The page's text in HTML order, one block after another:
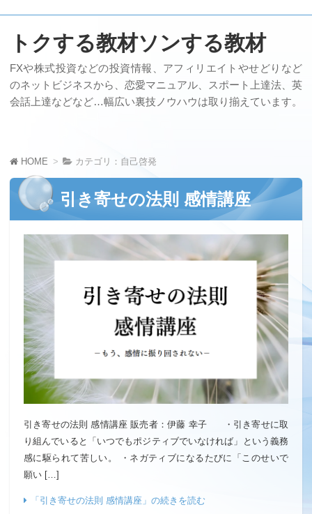
トクする教材ソンする教材
FXや株式投資などの投資情報、アフィリエイトやせどりなど
のネットビジネスから、恋愛マニュアル、スポート上達法、英
会話上達などなど…幅広い裏技ノウハウは取り揃えています。
HOME カテゴリ：自己啓発
引き寄せの法則 感情講座
引き寄せの法則 感情講座 販売者：伊藤 幸子 ・引き寄せに取
り組んでいると「いつでもポジティブでいなければ」という義務
感に駆られて苦しい。 ・ネガティブになるたびに「このせいで
願い […]
「引き寄せの法則 感情講座」の続きを読む